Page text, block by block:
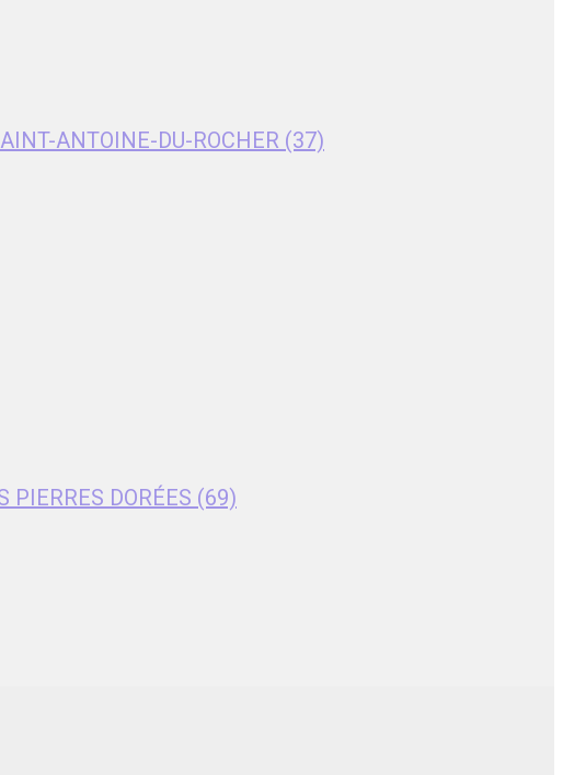
ANTOINE-DU-ROCHER (37)
DORÉES (69)